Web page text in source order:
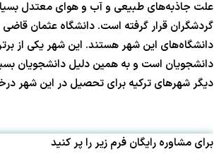
علت جاذبه‌های طبیعی و آب و هوای معتدل
گردشگران قرار گرفته است. دانشگاه عثمان قاضی
دانشگاه‌های این شهر هستند. این شهر یکی از
دانشجویان است و به همین دلیل دانشجویان
دیگر شهرهای ترکیه برای تحصیل در این شهر
برای مشاوره رایگان فرم زیر را پر کنید